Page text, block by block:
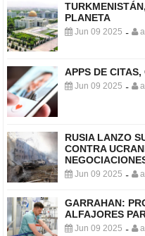
PLANETA
Jun 09 2025 -
APPS DE
Jun 09 2025 -
RUSIA LANZO
CONTRA
Jun 09 2025 -
GARRAHAN:
ALFAJORES
Jun 09 2025 -